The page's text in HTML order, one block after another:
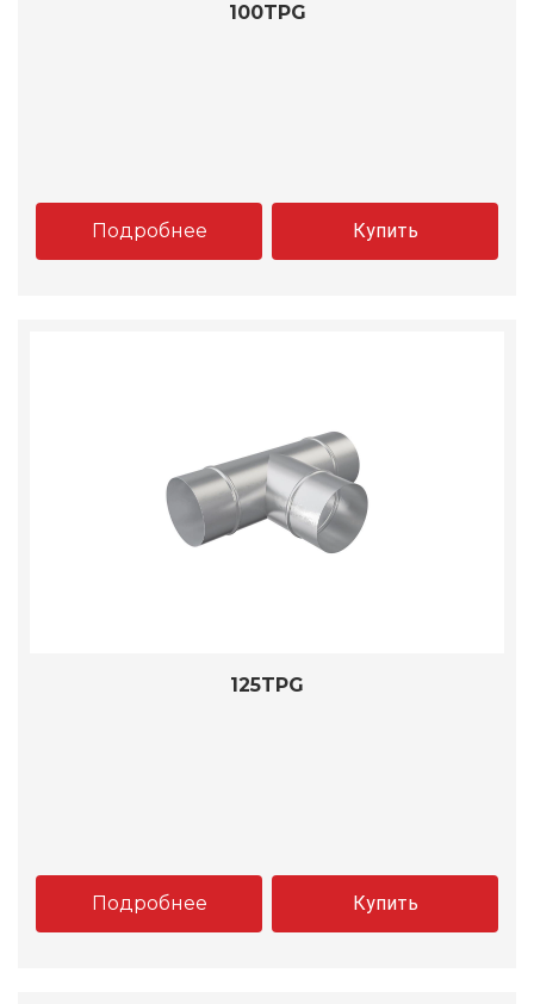
100TPG
Подробнее Купить
125TPG
Подробнее Купить